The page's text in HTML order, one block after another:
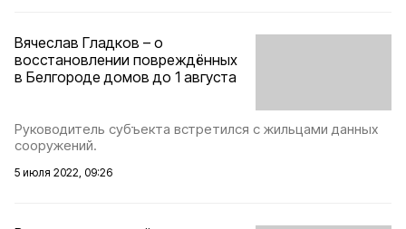
Вячеслав Гладков – о
восстановлении повреждённых
в Белгороде домов до 1 августа
Руководитель субъекта встретился с жильцами данных
сооружений.
5 июля 2022, 09:26